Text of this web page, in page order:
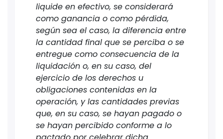
liquide en efectivo, se considerará
como ganancia o como pérdida,
según sea el caso, la diferencia entre
la cantidad final que se perciba o se
entregue como consecuencia de la
liquidación o, en su caso, del
ejercicio de los derechos u
obligaciones contenidas en la
operación, y las cantidades previas
que, en su caso, se hayan pagado o
se hayan percibido conforme a lo